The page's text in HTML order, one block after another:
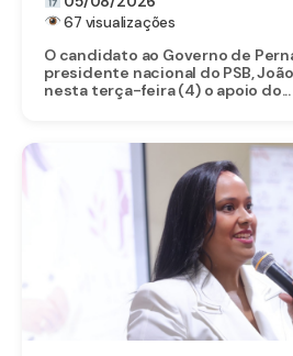
67 visualizações
O candidato ao Governo de
presidente nacional do PSB,
nesta terça-feira (4) o apoio do...